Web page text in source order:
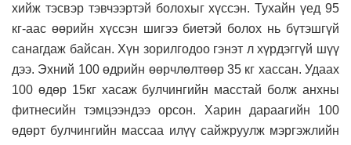
хийж тэсвэр тэвчээртэй болохыг хүссэн. Тухайн үед 95
кг-аас өөрийн хүссэн шигээ биетэй болох нь бүтэшгүй
санагдаж байсан. Хүн зорилгодоо гэнэт л хүрдэггүй шүү
дээ. Эхний 100 өдрийн өөрчлөлтөөр 35 кг хассан. Удаах
100 өдөр 15кг хасаж булчингийн масстай болж анхны
фитнесийн тэмцээндээ орсон. Харин дараагийн 100
өдөрт булчингийн массаа илүү сайжруулж мэргэжлийн